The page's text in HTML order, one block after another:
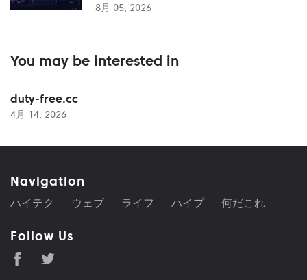
8月 05, 2026
You may be interested in
duty-free.cc
4月 14, 2026
Navigation
ハイテク ウェブ ライフ ハイプ 何だこれ
Follow Us